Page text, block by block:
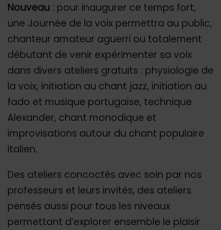
Nouveau : pour inaugurer ce temps fort,
une Journée de la voix permettra au public,
chanteur amateur aguerri ou totalement
débutant de venir expérimenter sa voix
dans divers ateliers gratuits : physiologie de
la voix, initiation au chant jazz, initiation au
fado et musique portugaise, technique
Alexander, chant monodique et
improvisations autour du chant populaire
italien.
Des ateliers concoctés avec soin par nos
professeurs et leurs invités, des ateliers
pensés aussi pour tous les niveaux
permettant d’explorer ensemble le plaisir